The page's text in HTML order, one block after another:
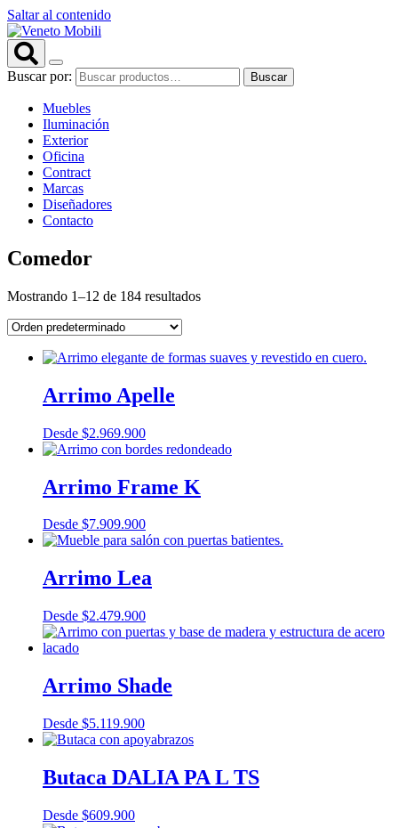
Saltar al contenido
Buscar por: Buscar
Muebles
Iluminación
Exterior
Oficina
Contract
Marcas
Diseñadores
Contacto
Comedor
Mostrando 1–12 de 184 resultados
Arrimo Apelle
Desde $2.969.900
Arrimo Frame K
Desde $7.909.900
Arrimo Lea
Desde $2.479.900
Arrimo Shade
Desde $5.119.900
Butaca DALIA PA L TS
Desde $609.900